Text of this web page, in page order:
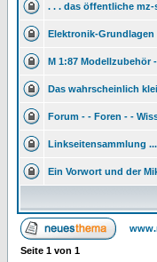
. . . das öffentliche
Elektronik-
M 1:87 Modellzubehör
Das wahrscheinlich
Forum - - Foren - -
Linkseitensammlung
Ein Vorwort und der
Seite 1 von 1